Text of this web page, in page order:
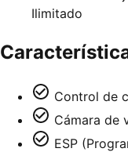
Ilimitado
Control de
Cámara de
ESP